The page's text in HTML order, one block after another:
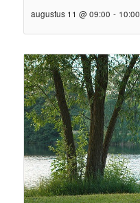
augustus 11 @ 09:00 - 10:00